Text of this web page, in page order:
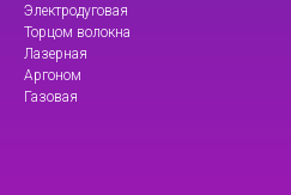
Электродуговая
Торцом волокна
Лазерная
Аргоном
Газовая